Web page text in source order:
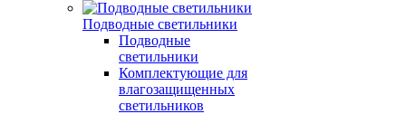
Подводные светильники
Подводные
светильники
Комплектующие для
влагозащищенных
светильников